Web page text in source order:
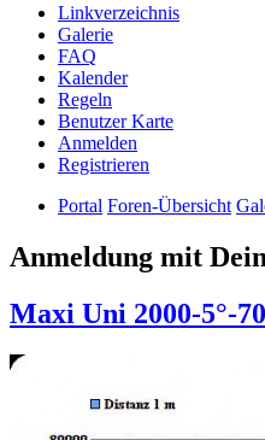
Linkverzeichnis
Galerie
FAQ
Kalender
Regeln
Benutzer Karte
Anmelden
Registrieren
Portal Foren-Übersicht
Anmeldung mit
Maxi Uni 2000-5°-